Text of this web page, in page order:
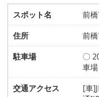
スポット名
前
住所
前
駐車場
〇
車
交通アクセス
[車